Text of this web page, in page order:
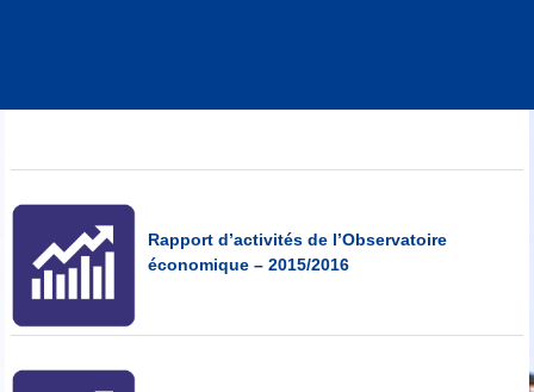
Rapport d’activités de l’Observatoire
économique – 2015/2016